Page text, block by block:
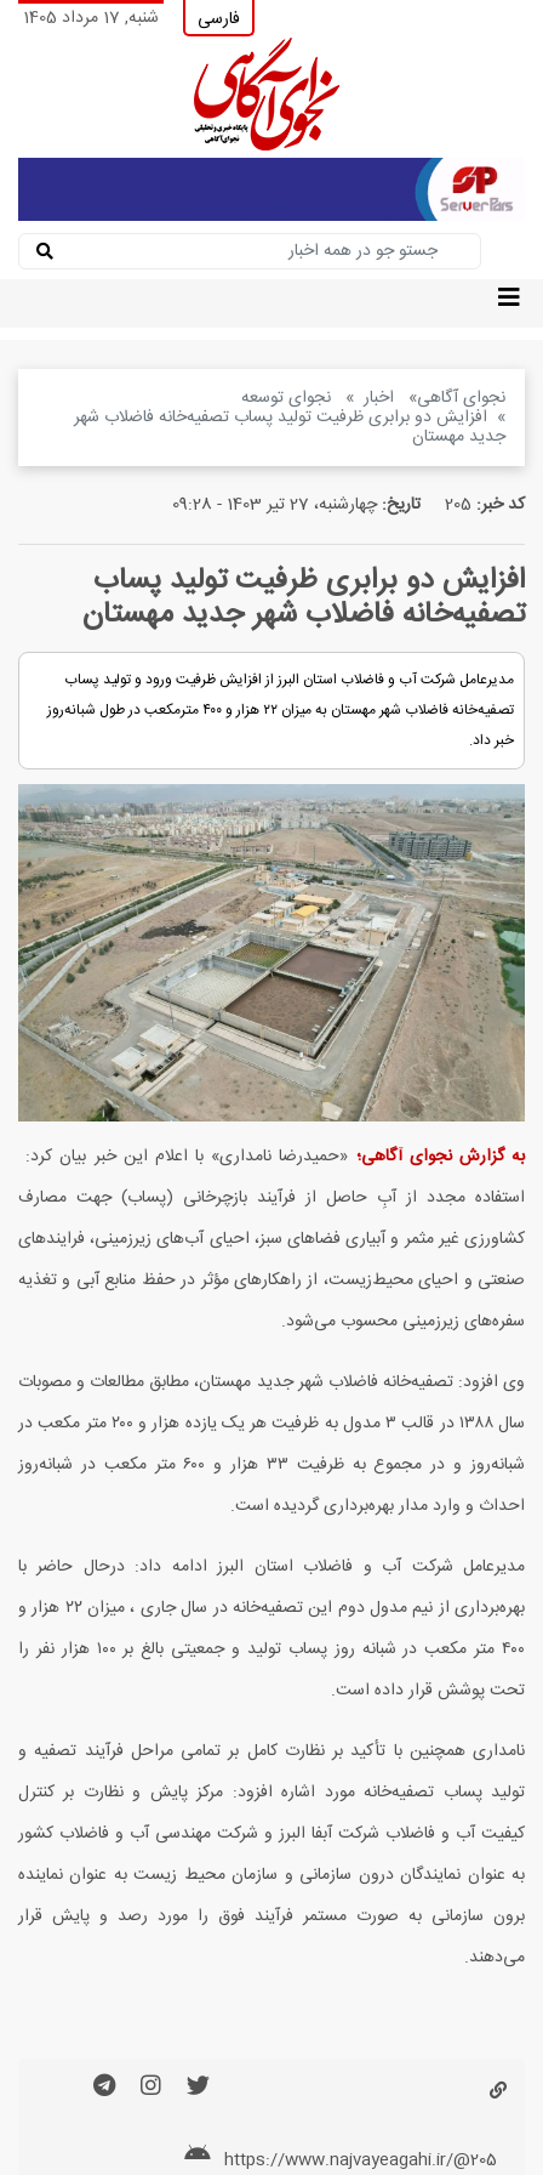
شنبه, 17 مرداد 1405 فارسی
نجوای آگاهی اخبار نجوای توسعه
افزایش دو برابری ظرفیت تولید پساب تصفیه‌خانه فاضلاب شهر
جدید مهستان
کد خبر: 205 تاریخ:چهارشنبه، 27 تیر 1403 - 09:28
افزایش دو برابری ظرفیت تولید پساب
تصفیه‌خانه فاضلاب شهر جدید مهستان
مدیرعامل شرکت آب و فاضلاب استان البرز از افزایش ظرفیت ورود و تولید پساب
تصفیه‌خانه فاضلاب شهر مهستان به‌ میزان ۲۲ هزار و ۴۰۰ مترمکعب در طول شبانه‌روز
خبر داد.
به گزارش نجوای آگاهی؛ «حمیدرضا نامداری» با اعلام این خبر بیان کرد:
استفاده مجدد از آبِ حاصل از فرآیند بازچرخانی (پساب) جهت مصارف
کشاورزی غیر مثمر و آبیاری فضاهای سبز، احیای آب‌های زیرزمینی، فرایندهای
صنعتی و احیای محیط‌زیست، از راهکارهای مؤثر در حفظ منابع آبی و تغذیه
سفره‌های زیرزمینی محسوب می‌شود.
وی افزود: تصفیه‌خانه فاضلاب شهر جدید مهستان، مطابق مطالعات و مصوبات
سال۱۳۸۸در قالب ۳مدول به ظرفیت هر یک یازده هزار و ۲۰۰متر مکعب در
شبانه‌روز و در مجموع به ظرفیت ۳۳ هزار و ۶۰۰متر مکعب در شبانه‌روز
احداث و وارد مدار بهره‌برداری گردیده است.
مدیرعامل شرکت آب و فاضلاب استان البرز ادامه داد: درحال حاضر با
بهره‌برداری از نیم مدول دوم این تصفیه‌خانه در سال جاری ، میزان۲۲ هزار و
۴۰۰متر مکعب در شبانه روز پساب تولید و جمعیتی بالغ بر ۱۰۰ هزار نفر را
تحت پوشش قرار داده است.
نامداری همچنین با تأکید بر نظارت کامل بر تمامی مراحل فرآیند تصفیه و
تولید پساب تصفیه‌خانه مورد اشاره افزود: مرکز پایش و نظارت بر کنترل
کیفیت آب و فاضلاب شرکت آبفا البرز و شرکت مهندسی آب و فاضلاب کشور
به عنوان نمایندگان درون سازمانی و سازمان محیط زیست به عنوان نماینده
برون سازمانی به صورت مستمر فرآیند فوق را مورد رصد و پایش قرار
می‌دهند.
https://www.najvayeagahi.ir/@205